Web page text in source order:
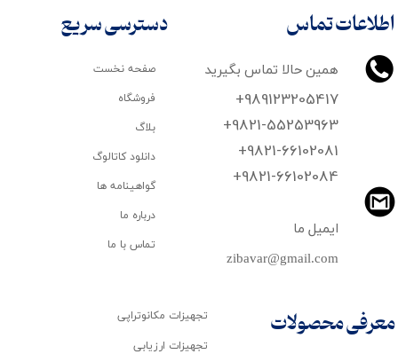
اطلاعات تماس
همین حالا تماس بگیرید
+989123205417
+9821-55253963
+9821-66102081
​​​​​​​+9821-66102084
zibavar@gmail.com
ایمیل ما
صفحه نخست
فروشگاه
بلاگ
دانلود کاتالوگ
گواهینامه ها
درباره ما
تماس با ما
تجهیزات مکانوتراپی
تجهیزات ارزیابی
دسترسی سریع
معرفی محصولات